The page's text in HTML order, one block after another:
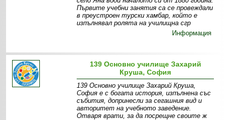
Първите учебни занятия са се провеждали
в преустроен турски хамбар, който е
изпълнявал ролята на училищна сгр
Информация
139 Основно училище Захарий
Круша, София
139 Основно училище Захарий Круша,
София е с богата история, изпълнена със
събития, допринесли за сегашния вид и
авторитет на учебното заведение.
Отваря врати, за да посрещне своите ж